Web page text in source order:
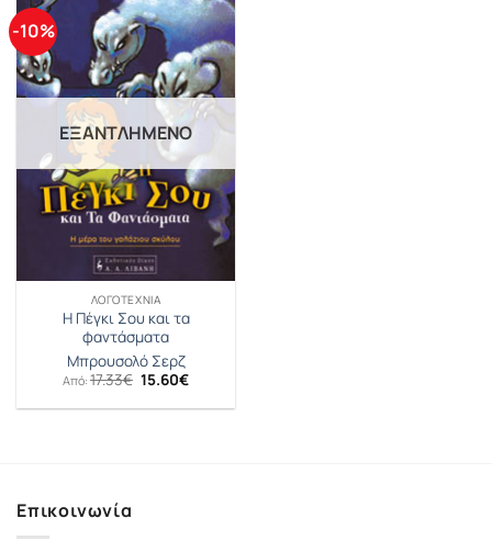
-10%
ΕΞΑΝΤΛΗΜΈΝΟ
ΛΟΓΟΤΕΧΝΊΑ
Η Πέγκι Σου και τα
φαντάσματα
Μπρουσολό Σερζ
Από: 17.33€ Original
price
was:
15.60€Η
τιμή
Επικοινωνία